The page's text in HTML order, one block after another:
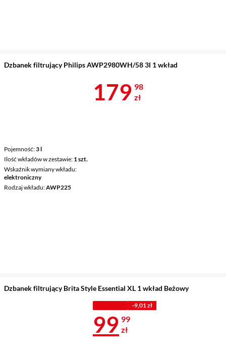
Dzbanek filtrujący Philips AWP2980WH/58 3l 1 wkład
Pojemność 3 l
Ilość wkładów w zestawie 1 szt.
Wskaźnik wymiany wkładu
elektroniczny
Rodzaj wkładu AWP225
Cena 179,98
179 98
zł
Dzbanek filtrujący Brita Style Essential XL 1 wkład Beżowy
-9,01 zł
Cena 99,99
99 99
zł